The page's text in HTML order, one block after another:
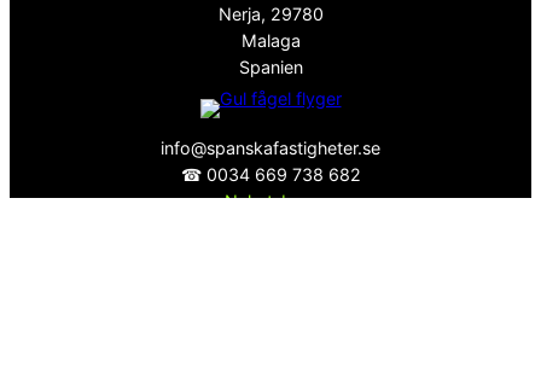
Nerja, 29780
Malaga
Spanien
info@spanskafastigheter.se
☎ 0034 669 738 682
Nyhetsbrev